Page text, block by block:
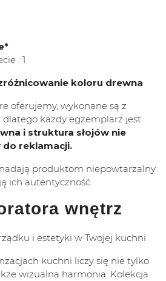
: 1
koloru drewna
oferujemy, wykonane są z
każdy egzemplarz jest
i struktura słojów nie
reklamacji.
nadają produktom niepowtarzalny
ich autentyczność.
wnętrz
i estetyki w Twojej kuchni
kuchni liczy się nie tylko
wizualna harmonia. Kolekcja